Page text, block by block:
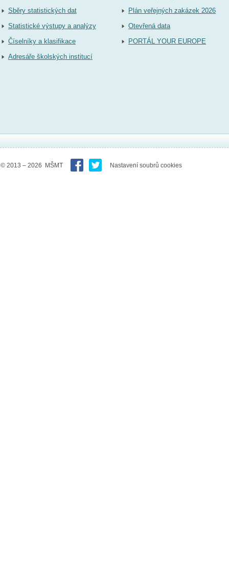
Sběry statistických dat
Statistické výstupy a analýzy
Číselníky a klasifikace
Adresáře školských institucí
Plán veřejných zakázek 2026
Otevřená data
PORTÁL YOUR EUROPE
© 2013 – 2026 MŠMT Nastavení soubrů cookies